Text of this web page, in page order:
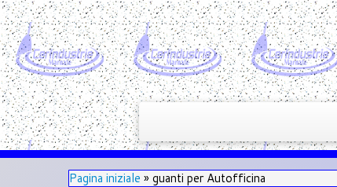
Pagina iniziale » guanti per Autofficina